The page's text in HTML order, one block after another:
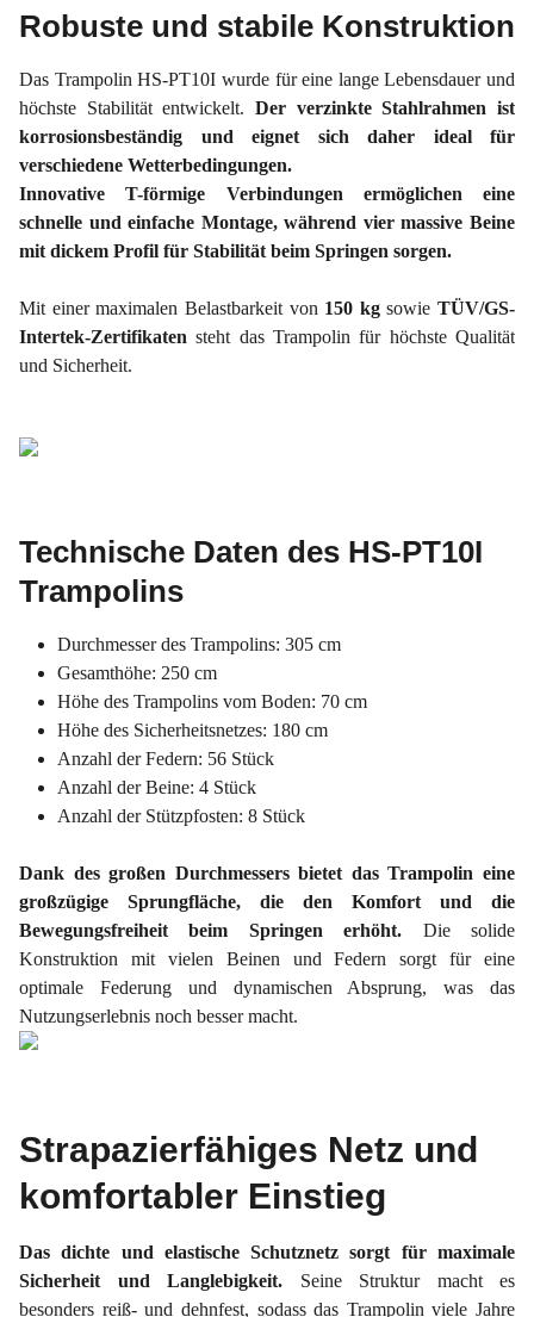
Robuste und stabile Konstruktion
Das Trampolin HS-PT10I wurde für eine lange Lebensdauer und
höchste Stabilität entwickelt. Der verzinkte Stahlrahmen ist
korrosionsbeständig und eignet sich daher ideal für
verschiedene Wetterbedingungen.
Innovative T-förmige Verbindungen ermöglichen eine
schnelle und einfache Montage, während vier massive Beine
mit dickem Profil für Stabilität beim Springen sorgen.
Mit einer maximalen Belastbarkeit von 150 kgsowie TÜV/GS-
Intertek-Zertifikatensteht das Trampolin für höchste Qualität
und Sicherheit.
Technische Daten des HS-PT10I
Trampolins
Durchmesser des Trampolins: 305 cm
Gesamthöhe: 250 cm
Höhe des Trampolins vom Boden: 70 cm
Höhe des Sicherheitsnetzes: 180 cm
Anzahl der Federn: 56 Stück
Anzahl der Beine: 4 Stück
Anzahl der Stützpfosten: 8 Stück
Dank des großen Durchmessers bietet das Trampolin eine
großzügige Sprungfläche, die den Komfort und die
Bewegungsfreiheit beim Springen erhöht. Die solide
Konstruktion mit vielen Beinen und Federn sorgt für eine
optimale Federung und dynamischen Absprung, was das
Nutzungserlebnis noch besser macht.
Strapazierfähiges Netz und
komfortabler Einstieg
Das dichte und elastische Schutznetz sorgt für maximale
Sicherheit und Langlebigkeit. Seine Struktur macht es
besonders reiß- und dehnfest, sodass das Trampolin viele Jahre